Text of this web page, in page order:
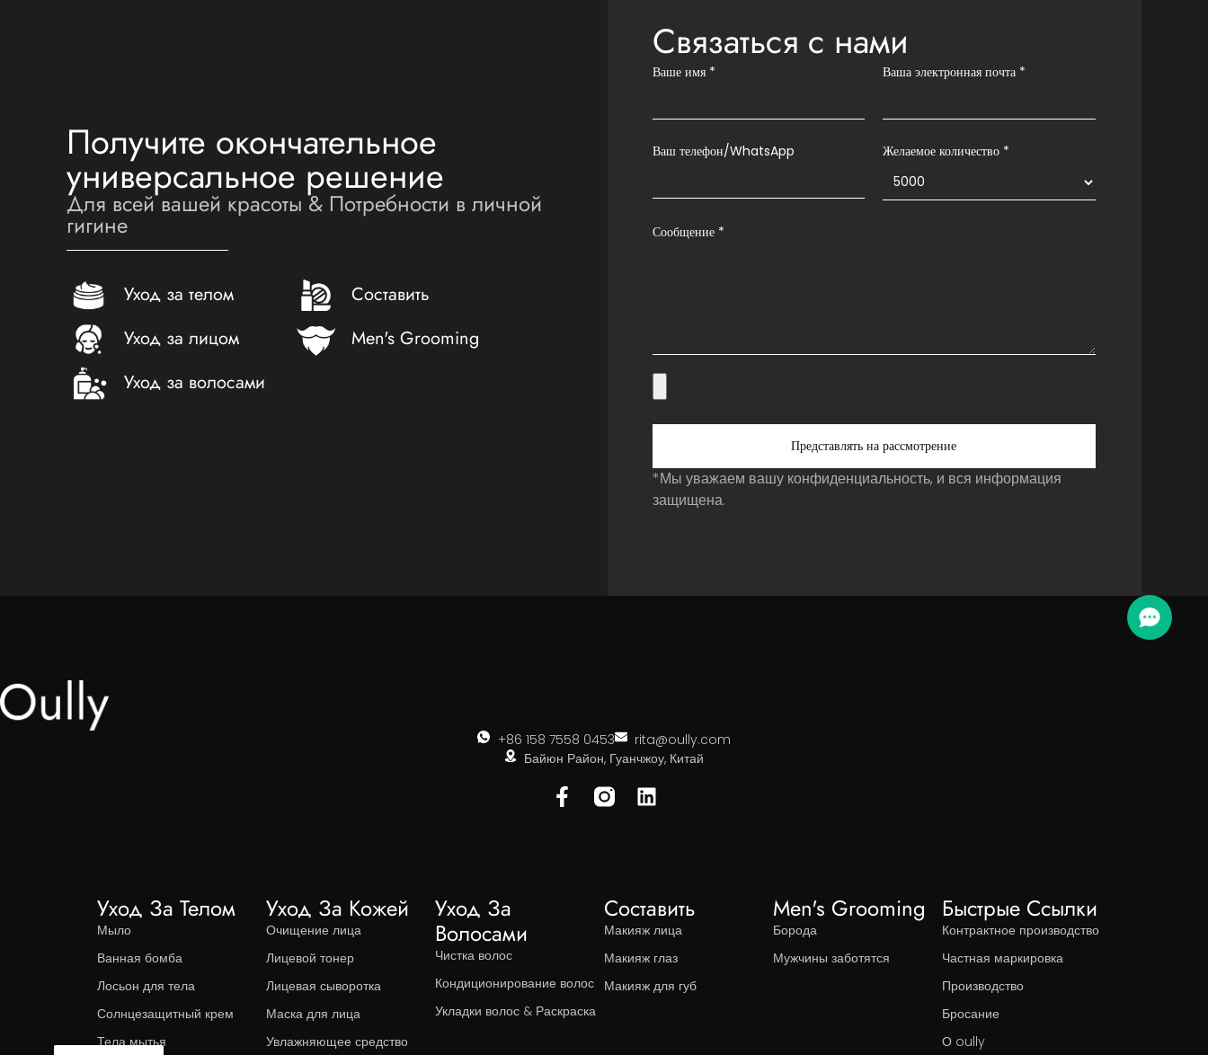
Получите окончательное
универсальное решение
Для всей вашей красоты & Потребности в личной
гигине
Уход за телом
Составить
Уход за лицом
Men's Grooming
Уход за волосами
Связаться с нами
Ваше имя * Ваша электронная почта *
Ваш телефон/WhatsApp Желаемое количество *
Сообщение *
Представлять на рассмотрение
*Мы уважаем вашу конфиденциальность, и вся информация
защищена.
+86 158 7558 0453
rita@oully.com
Байюн Район, Гуанчжоу, Китай
Уход За Телом
Мыло
Ванная бомба
Лосьон для тела
Солнцезащитный крем
Тела мытья
Уход За Кожей
Очищение лица
Лицевой тонер
Лицевая сыворотка
Маска для лица
Увлажняющее средство
Уход За
Волосами
Чистка волос
Кондиционирование волос
Укладки волос & Раскраска
Составить
Макияж лица
Макияж глаз
Макияж для губ
Men's Grooming
Борода
Мужчины заботятся
Быстрые Ссылки
Контрактное производство
Частная маркировка
Производство
Бросание
О oully